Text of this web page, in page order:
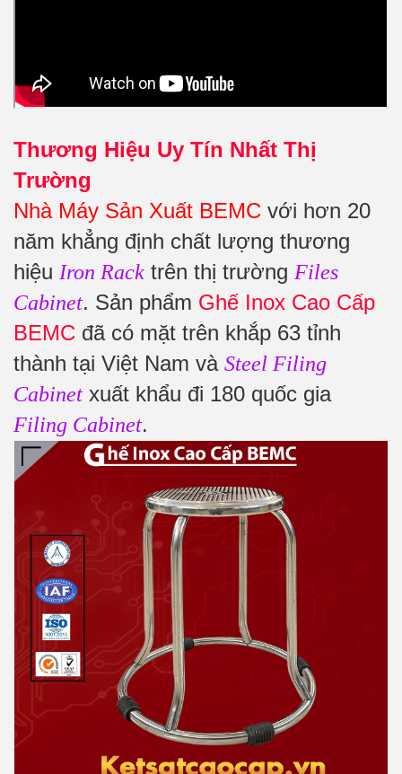
Thương Hiệu Uy Tín Nhất Thị
Trường
Nhà Máy Sản Xuất BEMC với hơn 20
năm khẳng định chất lượng thương
hiệu Iron Rack trên thị trường Files
Cabinet. Sản phẩm Ghế Inox Cao Cấp
BEMC đã có mặt trên khắp 63 tỉnh
thành tại Việt Nam và Steel Filing
Cabinet xuất khẩu đi 180 quốc gia
Filing Cabinet.